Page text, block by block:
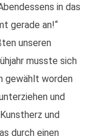
in das
gerade an!“
unseren
musste sich
gewählt worden
und
und
durch einen